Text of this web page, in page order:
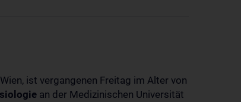
ist vergangenen Freitag im Alter von
an der Medizinischen Universität